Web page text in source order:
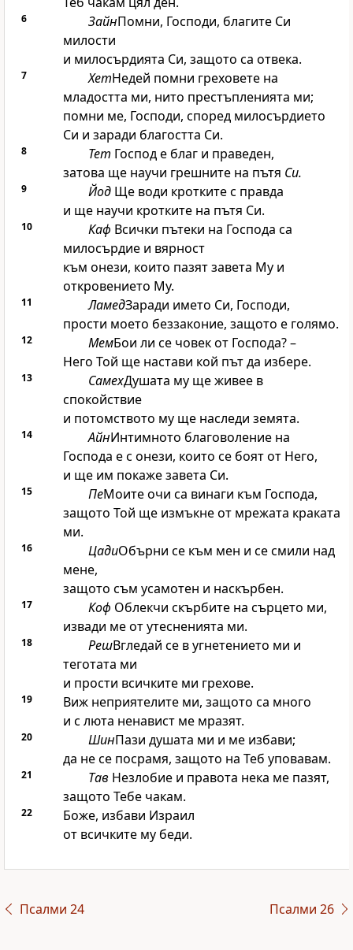
6 ЗайнПомни, Господи, благите Си
милости
и милосърдията Си, защото са отвека.
7 ХетНедей помни греховете на
младостта ми, нито престъпленията ми;
помни ме, Господи, според милосърдието
Си и заради благостта Си.
8 Тет Господе благ и праведен,
затова ще научи грешните на пътя Си.
9 ЙодЩе води кротките с правда
и ще научи кротките на пътя Си.
10 Каф Всички пътеки на Господа са
милосърдие и вярност
към онези, които пазят завета Му и
откровението Му.
11 ЛамедЗаради името Си, Господи,
прости моето беззаконие, защото е голямо.
12 МемБои ли се човек от Господа? –
Него Той ще настави кой път да избере.
13 СамехДушата му ще живее в
спокойствие
и потомството му ще наследи земята.
14 АйнИнтимното благоволение на
Господа е с онези, които се боят от Него,
и ще им покаже завета Си.
15 ПеМоите очи са винаги към Господа,
защото Той ще измъкне от мрежата краката
ми.
16 ЦадиОбърни се към мен и се смили над
мене,
защото съм усамотен и наскърбен.
17 Коф Облекчи скърбите на сърцето ми,
извади ме от утесненията ми.
18 РешВгледай се в угнетението ми и
теготата ми
и прости всичките ми грехове.
19
Виж неприятелите ми, защото са много
и с люта ненавист ме мразят.
20 ШинПази душата ми и ме избави;
да не се посрамя, защото на Теб уповавам.
21 ТавНезлобие и правота нека ме пазят,
защото Тебе чакам.
22
Боже, избави Израил
от всичките му беди.
Псалми 24 Псалми 26